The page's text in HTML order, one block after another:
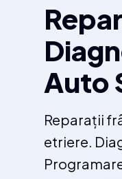
Auto
Reparații
etriere.